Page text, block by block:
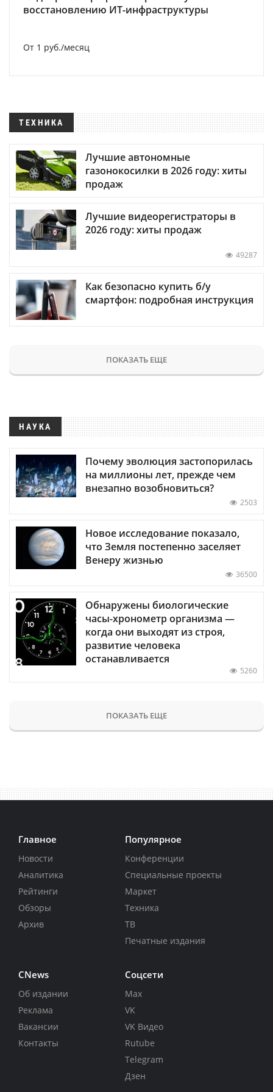
восстановлению ИТ-инфраструктуры
От 1 руб./месяц
ТЕХНИКА
Лучшие автономные
газонокосилки в 2026 году: хиты
продаж
Лучшие видеорегистраторы в
2026 году: хиты продаж
49287
Как безопасно купить б/у
смартфон: подробная инструкция
ПОКАЗАТЬ ЕЩЕ
НАУКА
Почему эволюция застопорилась
на миллионы лет, прежде чем
внезапно возобновиться?
2503
Новое исследование показало,
что Земля постепенно заселяет
Венеру жизнью
36500
Обнаружены биологические
часы-хронометр организма —
когда они выходят из строя,
развитие человека
останавливается
5260
ПОКАЗАТЬ ЕЩЕ
Главное
Новости
Аналитика
Рейтинги
Обзоры
Архив
Популярное
Конференции
Специальные проекты
Маркет
Техника
ТВ
Печатные издания
CNews
Об издании
Реклама
Вакансии
Контакты
Соцсети
Max
VK
VK Видео
Rutube
Telegram
Дзен